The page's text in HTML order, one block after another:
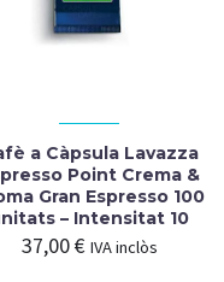
a Càpsula Lavazza
Point Crema &
Gran Espresso 100
– Intensitat 10
37,00€ IVA inclòs